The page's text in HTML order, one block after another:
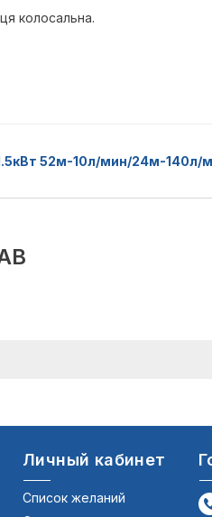
колосальна.
52м-10л/мин/24м-140л/
Личный кабинет
Список желаний